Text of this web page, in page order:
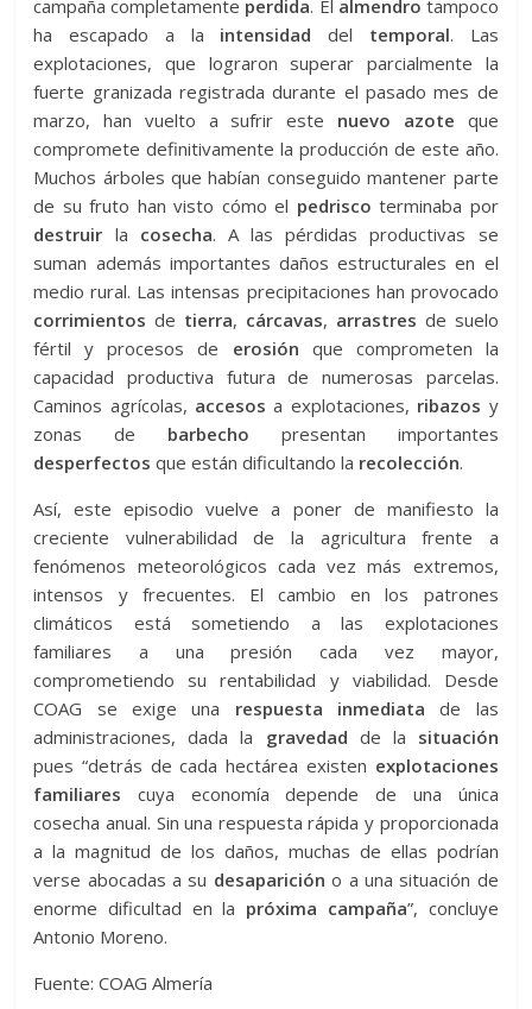
campaña completamente perdida. El almendro tampoco
ha escapado a la intensidad del temporal. Las
explotaciones, que lograron superar parcialmente la
fuerte granizada registrada durante el pasado mes de
marzo, han vuelto a sufrir este nuevo azote que
compromete definitivamente la producción de este año.
Muchos árboles que habían conseguido mantener parte
de su fruto han visto cómo el pedrisco terminaba por
destruir la cosecha. A las pérdidas productivas se
suman además importantes daños estructurales en el
medio rural. Las intensas precipitaciones han provocado
corrimientos de tierra, cárcavas, arrastres de suelo
fértil y procesos de erosión que comprometen la
capacidad productiva futura de numerosas parcelas.
Caminos agrícolas, accesos a explotaciones, ribazos y
zonas de barbecho presentan importantes
desperfectos que están dificultando la recolección.
Así, este episodio vuelve a poner de manifiesto la
creciente vulnerabilidad de la agricultura frente a
fenómenos meteorológicos cada vez más extremos,
intensos y frecuentes. El cambio en los patrones
climáticos está sometiendo a las explotaciones
familiares a una presión cada vez mayor,
comprometiendo su rentabilidad y viabilidad. Desde
COAG se exige una respuesta inmediata de las
administraciones, dada la gravedad de la situación
pues “detrás de cada hectárea existen explotaciones
familiares cuya economía depende de una única
cosecha anual. Sin una respuesta rápida y proporcionada
a la magnitud de los daños, muchas de ellas podrían
verse abocadas a su desaparición o a una situación de
enorme dificultad en la próxima campaña”, concluye
Antonio Moreno.
Fuente: COAG Almería